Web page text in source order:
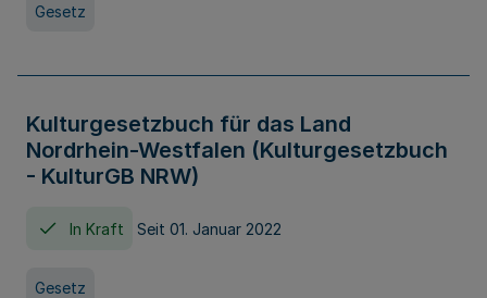
Gesetz
Kulturgesetzbuch für das Land
Nordrhein-Westfalen (Kulturgesetzbuch
- KulturGB NRW)
In Kraft Seit 01. Januar 2022
Gesetz